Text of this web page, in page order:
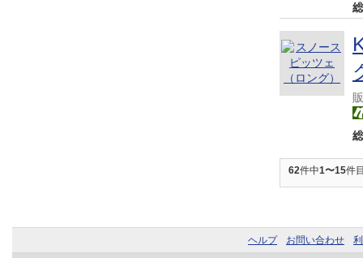
62件中1〜15件
ヘルプ お問い合わせ